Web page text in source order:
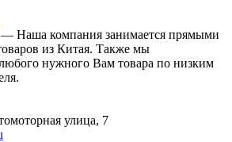
Наша компания занимается прямыми
из Китая. Также мы
нужного Вам товара по низким
улица, 7